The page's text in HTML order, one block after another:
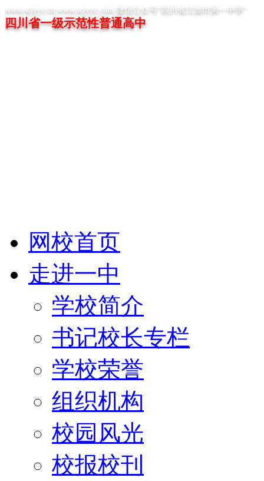
www.scjyyz.cn www.scjyyz.com 微信公众号“四川省江油市第一中学”
四川省一级示范性普通高中
网校首页
走进一中
学校简介
书记校长专栏
学校荣誉
组织机构
校园风光
校报校刊